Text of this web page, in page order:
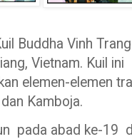
Buddha Vinh
Vietnam. Kuil
elemen-elemen
Kamboja.
pada abad ke-19